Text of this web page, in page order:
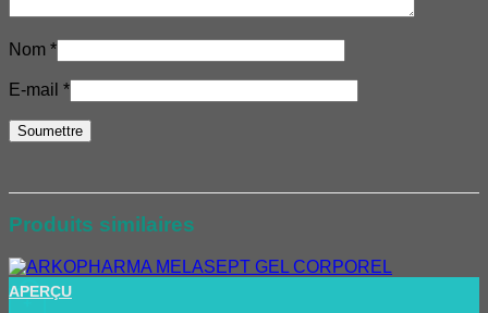
Nom *
E-mail *
Produits similaires
+
APERÇU